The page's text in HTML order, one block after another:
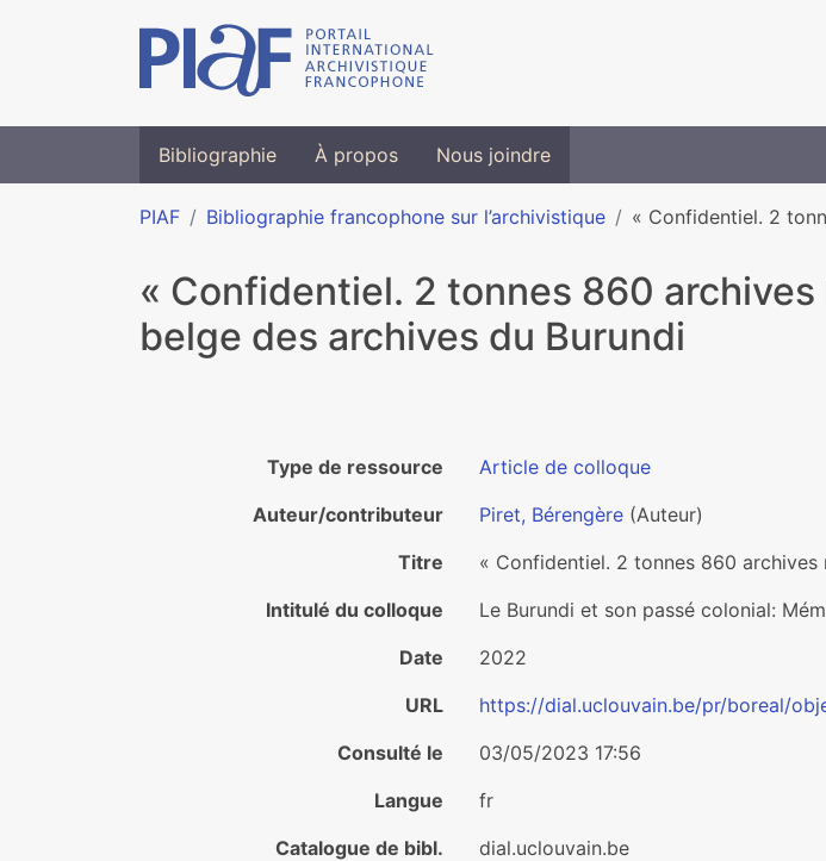
Bibliographie À propos Nous joindre
PIAF Bibliographie francophone sur l’archivistique « Confidentiel. 2
« Confidentiel. 2 tonnes 860
belge des archives du Burundi
Type de ressource
Article de colloque
Auteur/contributeur
Piret, Bérengère (Auteur)
Titre
« Confidentiel. 2 tonnes 860
Intitulé du colloque
Le Burundi et son passé colonial:
Date
2022
URL
https://dial.uclouvain.be/pr/boreal/
Consulté le
03/05/2023 17:56
Langue
fr
Catalogue de bibl.
dial.uclouvain.be